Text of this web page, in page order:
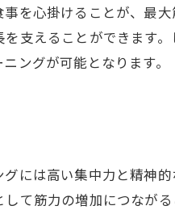
を心掛けることが、最
支えることができます
ングが可能となります。
には高い集中力と精神
て筋力の増加につなが